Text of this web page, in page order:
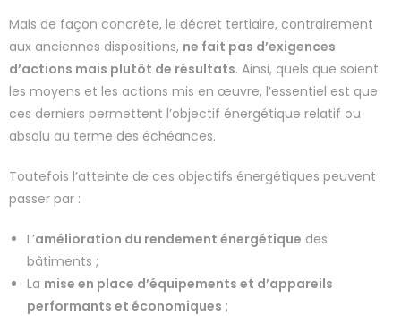
Mais de façon concrète, le décret tertiaire, contrairement
aux anciennes dispositions, ne fait pas d’exigences
d’actions mais plutôt de résultats. Ainsi, quels que soient
les moyens et les actions mis en œuvre, l’essentiel est que
ces derniers permettent l’objectif énergétique relatif ou
absolu au terme des échéances.
Toutefois l’atteinte de ces objectifs énergétiques peuvent
passer par :
L’amélioration du rendement énergétique des
bâtiments ;
La mise en place d’équipements et d’appareils
performants et économiques ;